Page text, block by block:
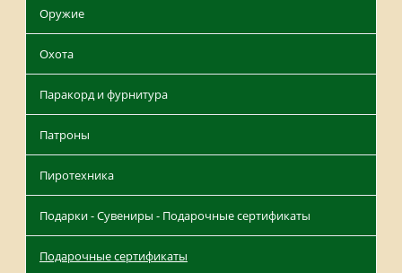
Оружие
Охота
Паракорд и фурнитура
Патроны
Пиротехника
Подарки - Сувениры - Подарочные сертификаты
Подарочные сертификаты